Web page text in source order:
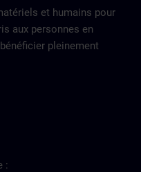
et humains pour
aux personnes en
pleinement
: